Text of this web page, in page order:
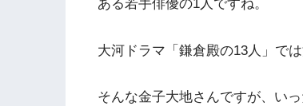
ある若手俳優の1人ですね。
大河ドラマ「鎌倉殿の13人」で
そんな金子大地さんですが、い